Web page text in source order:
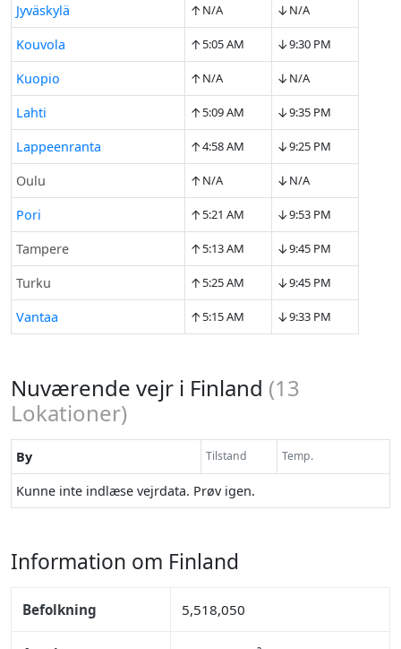
Jyväskylä ↑ N/A ↓N/A
Kouvola ↑5:05 AM ↓9:30 PM
Kuopio ↑ N/A ↓N/A
Lahti ↑5:09 AM ↓9:35 PM
Lappeenranta ↑4:58 AM ↓9:25 PM
Oulu ↑ N/A ↓N/A
Pori ↑5:21 AM ↓9:53 PM
Tampere ↑5:13 AM ↓9:45 PM
Turku ↑5:25 AM ↓9:45 PM
Vantaa ↑5:15 AM ↓9:33 PM
Nuværende vejr i Finland (13
Lokationer)
By Tilstand Temp.
Kunne inte indlæse vejrdata. Prøv igen.
Information om Finland
Befolkning 5,518,050